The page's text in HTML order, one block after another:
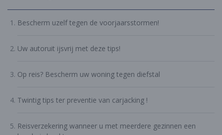
Bescherm uzelf tegen de voorjaarsstormen!
Uw autoruit ijsvrij met deze tips!
Op reis? Bescherm uw woning tegen diefstal
Twintig tips ter preventie van carjacking !
Reisverzekering wanneer u met meerdere gezinnen een